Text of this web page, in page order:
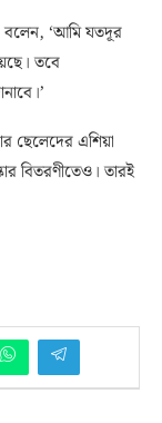
বলেন, ‘আমি যতদূর
তবে
ছেলেদের এশিয়া
বিতরণীতেও। তারই